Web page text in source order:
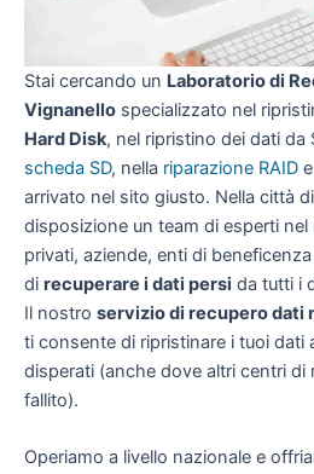
Stai cercando un Laboratorio di
Vignanello specializzato nel
Hard Disk, nel ripristino dei dati da
scheda SD, nella riparazione RAID
arrivato nel sito giusto. Nella città
disposizione un team di esperti
privati, aziende, enti di
di recuperare i dati persi da tutti i
Il nostro servizio di recupero dati
ti consente di ripristinare i tuoi dati
disperati (anche dove altri centri di
fallito).
Operiamo a livello nazionale e